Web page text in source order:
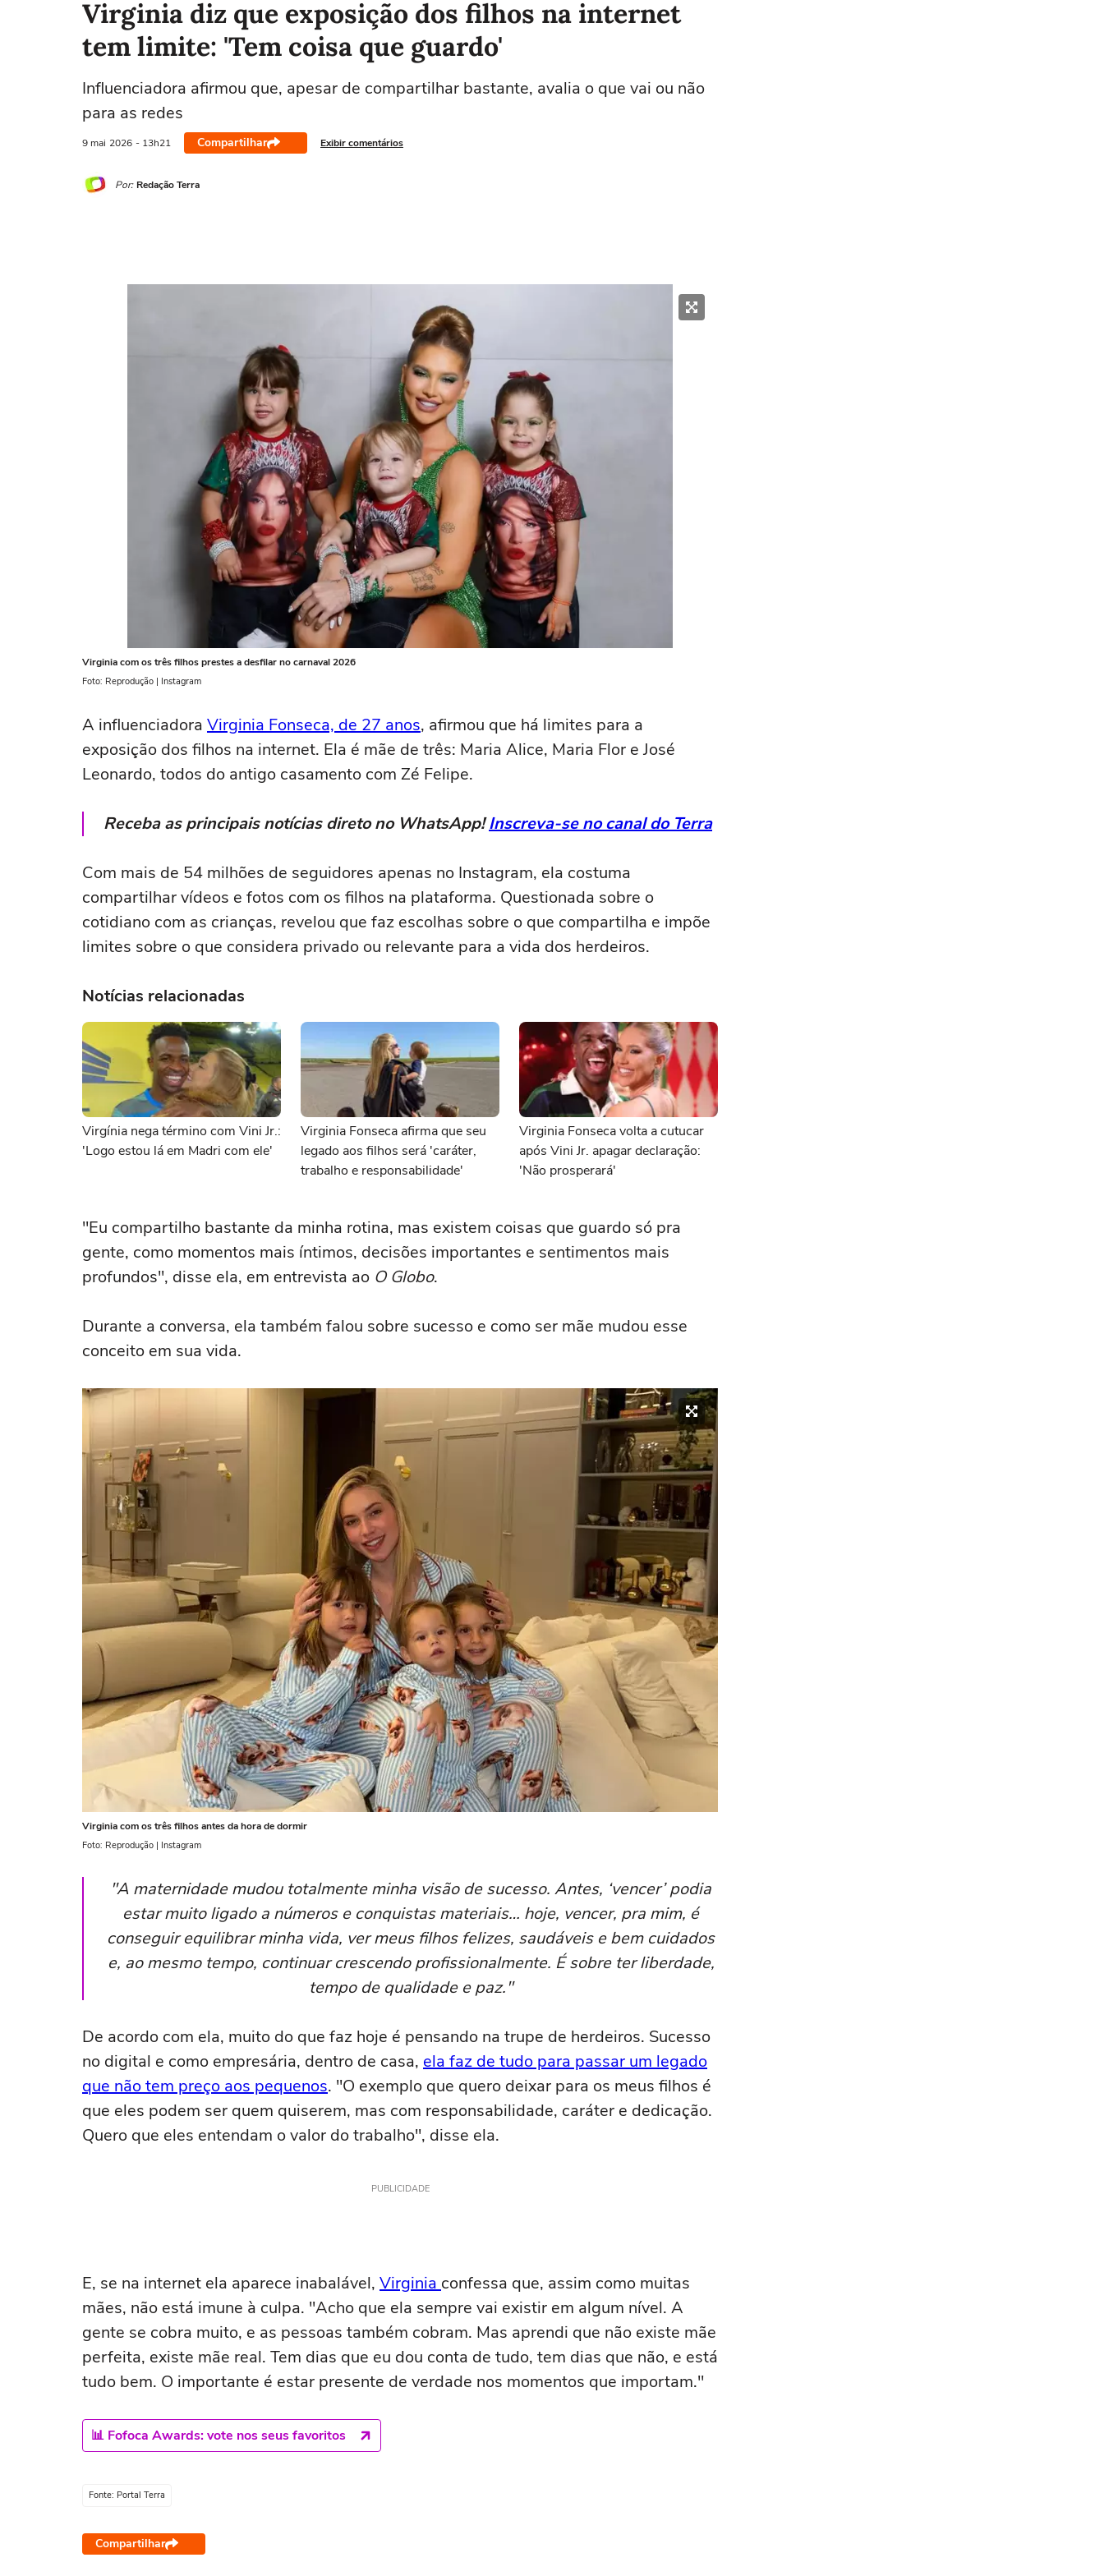
Virginia diz que exposição dos filhos na internet
tem limite: 'Tem coisa que guardo'
Influenciadora afirmou que, apesar de compartilhar bastante, avalia o que vai ou não
para as redes
9 mai 2026 - 13h21 Compartilhar Exibir comentários
Por: Redação Terra
Virginia com os três filhos prestes a desfilar no carnaval 2026
Foto: Reprodução | Instagram
A influenciadora Virginia Fonseca, de 27 anos, afirmou que há limites para a
exposição dos filhos na internet. Ela é mãe de três: Maria Alice, Maria Flor e José
Leonardo, todos do antigo casamento com Zé Felipe.
Receba as principais notícias direto no WhatsApp!Inscreva-se no canal do Terra
Com mais de 54 milhões de seguidores apenas no Instagram, ela costuma
compartilhar vídeos e fotos com os filhos na plataforma. Questionada sobre o
cotidiano com as crianças, revelou que faz escolhas sobre o que compartilha e impõe
limites sobre o que considera privado ou relevante para a vida dos herdeiros.
Notícias relacionadas
Virgínia nega término com Vini Jr.:
'Logo estou lá em Madri com ele'
Virginia Fonseca afirma que seu
legado aos filhos será 'caráter,
trabalho e responsabilidade'
Virginia Fonseca volta a cutucar
após Vini Jr. apagar declaração:
'Não prosperará'
"Eu compartilho bastante da minha rotina, mas existem coisas que guardo só pra
gente, como momentos mais íntimos, decisões importantes e sentimentos mais
profundos", disse ela, em entrevista ao O Globo.
Durante a conversa, ela também falou sobre sucesso e como ser mãe mudou esse
conceito em sua vida.
Virginia com os três filhos antes da hora de dormir
Foto: Reprodução | Instagram
"A maternidade mudou totalmente minha visão de sucesso. Antes, ‘vencer’ podia
estar muito ligado a números e conquistas materiais… hoje, vencer, pra mim, é
conseguir equilibrar minha vida, ver meus filhos felizes, saudáveis e bem cuidados
e, ao mesmo tempo, continuar crescendo profissionalmente. É sobre ter liberdade,
tempo de qualidade e paz."
De acordo com ela, muito do que faz hoje é pensando na trupe de herdeiros. Sucesso
no digital e como empresária, dentro de casa, ela faz de tudo para passar um legado
que não tem preço aos pequenos. "O exemplo que quero deixar para os meus filhos é
que eles podem ser quem quiserem, mas com responsabilidade, caráter e dedicação.
Quero que eles entendam o valor do trabalho", disse ela.
PUBLICIDADE
E, se na internet ela aparece inabalável, Virginia confessa que, assim como muitas
mães, não está imune à culpa. "Acho que ela sempre vai existir em algum nível. A
gente se cobra muito, e as pessoas também cobram. Mas aprendi que não existe mãe
perfeita, existe mãe real. Tem dias que eu dou conta de tudo, tem dias que não, e está
tudo bem. O importante é estar presente de verdade nos momentos que importam."
📊 Fofoca Awards: vote nos seus favoritos
Fonte: Portal Terra
Compartilhar